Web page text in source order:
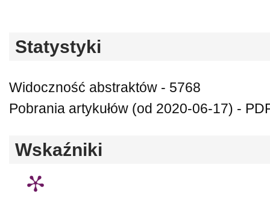
Statystyki
Widoczność abstraktów - 5768
Pobrania artykułów (od 2020-06-17) -
Wskaźniki